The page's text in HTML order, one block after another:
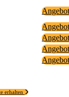
erhalten